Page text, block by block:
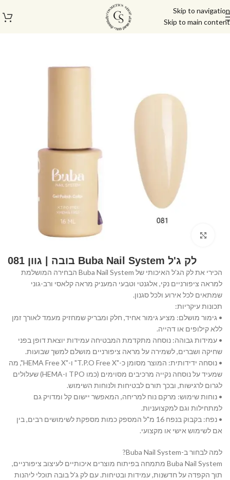
Skip to navigation
Skip to main content
לק ג'ל Buba Nail System בובה | גוון 081
הכירי את לק הג'ל האיכותי של Buba Nail System הבחירה המושלמת
למראה ציפורניים נקי, אלגנטי וטבעי המעניק מראה קלאסי ורב-גוני
שמתאים לכל אירוע ולכל סגנון.
תכונות עיקריות:
• גימור מושלם: מציע גימור אחיד, חלק ומבריק שמחזיק מעמד לאורך זמן
ללא קילופים או דהייה.
• עמידות גבוהה: נוסחה מתקדמת המבטיחה עמידות יוצאת דופן בפני
שחיקה ושברים, לשמירה על מראה ציפורניים מושלם למשך שבועות.
• נוסחה ידידותית: המוצר מסומן כ-"T.P.O Free X" ו-"HEMA Free X", מה
שמעיד על נוסחה נקייה מרכיבים מסוימים (כמו TPO ו-HEMA) שעלולים
לגרום לרגישות, ובכך תורם לבטיחות ולנוחות השימוש.
• נוחות שימוש: מרקם נוח למריחה, המאפשר יישום קל ומדויק גם
למתחילות וגם למקצועניות.
• נפח: בקבוק בנפח 16 מ"ל המספק כמות מספקת לשימושים רבים, בין
אם לשימוש אישי או מקצועי.
למה לבחור ב-Buba Nail System?
Buba Nail System מתמחה בפיתוח מוצרים איכותיים לעיצוב ציפורניים,
תוך הקפדה על חדשנות, עמידות ובטיחות. עם לק ג'ל בובה תוכלי ליהנות